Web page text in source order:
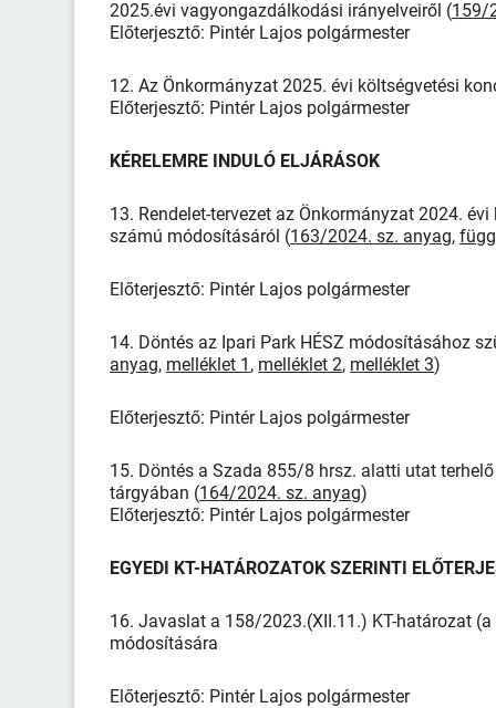
2025.évi vagyongazdálkodási irányelveiről (159/
Előterjesztő: Pintér Lajos polgármester
12. Az Önkormányzat 2025. évi költségvetési
Előterjesztő: Pintér Lajos polgármester
KÉRELEMRE INDULÓ ELJÁRÁSOK
13. Rendelet-tervezet az Önkormányzat 2024.
számú módosításáról (163/2024. sz. anyag,
Előterjesztő: Pintér Lajos polgármester
14. Döntés az Ipari Park HÉSZ módosításához
anyag, melléklet 1 , melléklet 2, melléklet 3)
Előterjesztő: Pintér Lajos polgármester
15. Döntés a Szada 855/8 hrsz. alatti utat
tárgyában (164/2024. sz. anyag)
Előterjesztő: Pintér Lajos polgármester
EGYEDI KT-HATÁROZATOK SZERINTI
16. Javaslat a 158/2023.(XII.11.) KT-határozat
módosítására
Előterjesztő: Pintér Lajos polgármester